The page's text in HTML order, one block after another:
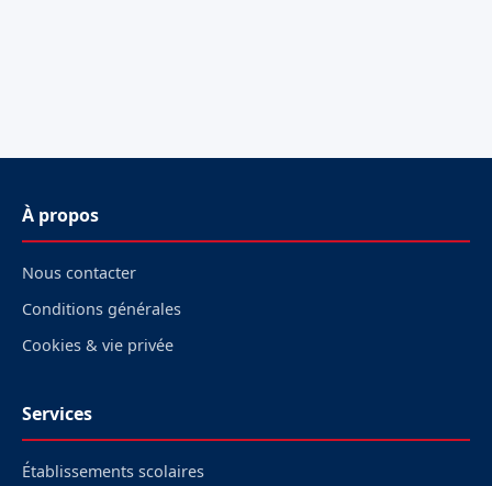
À propos
Nous contacter
Conditions générales
Cookies & vie privée
Services
Établissements scolaires